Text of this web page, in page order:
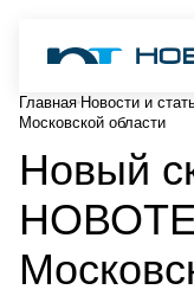
Главная Новости и
Московской области
Новый